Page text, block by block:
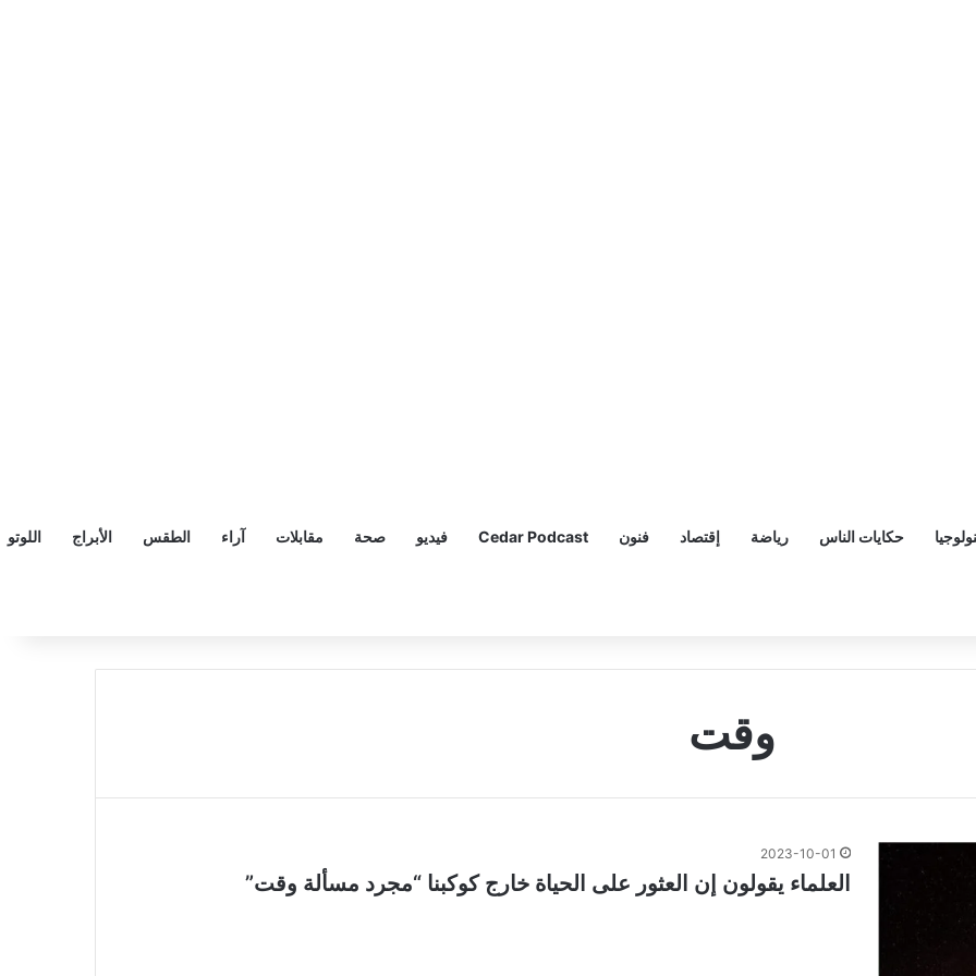
حكايات الناس رياضة إقتصاد فنون Cedar Podcast فيديو صحة مقابلات آراء الطقس الأبراج اللوتو
وقت
2023-10-01
العلماء يقولون إن العثور على الحياة خارج كوكبنا “مجرد مسألة وقت”